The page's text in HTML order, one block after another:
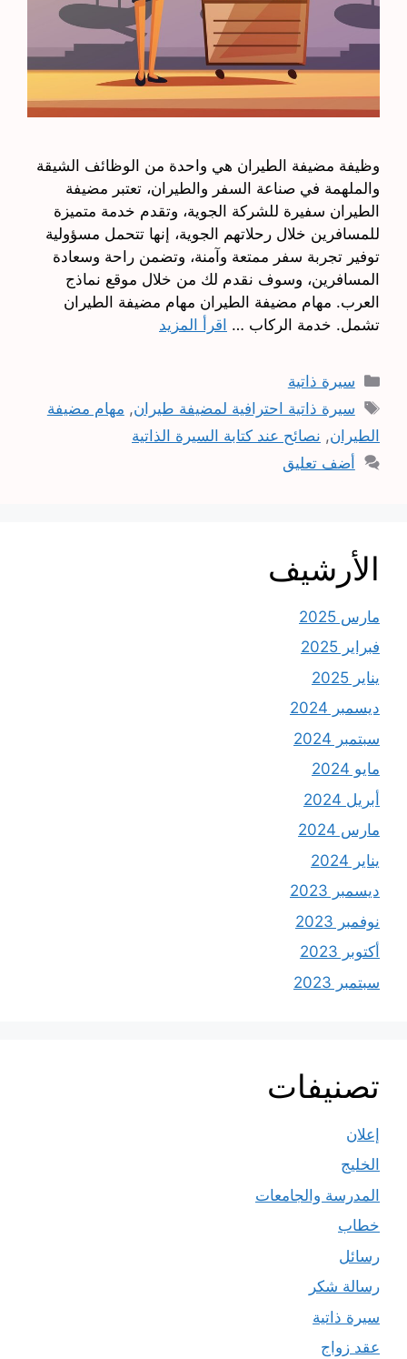
وظيفة مضيفة الطيران هي واحدة من الوظائف الشيقة
والملهمة في صناعة السفر والطيران، تعتبر مضيفة
الطيران سفيرة للشركة الجوية، وتقدم خدمة متميزة
للمسافرين خلال رحلاتهم الجوية، إنها تتحمل مسؤولية
توفير تجربة سفر ممتعة وآمنة، وتضمن راحة وسعادة
المسافرين، وسوف نقدم لك من خلال موقع نماذج
العرب. مهام مضيفة الطيران مهام مضيفة الطيران
تشمل. خدمة الركاب … اقرأ المزيد
التصنيفات
سيرة ذاتية
الوسوم
سيرة ذاتية احترافية لمضيفة طيران, مهام مضيفة
الطيران, نصائح عند كتابة السيرة الذاتية
أضف تعليق
الأرشيف
مارس 2025
فبراير 2025
يناير 2025
ديسمبر 2024
سبتمبر 2024
مايو 2024
أبريل 2024
مارس 2024
يناير 2024
ديسمبر 2023
نوفمبر 2023
أكتوبر 2023
سبتمبر 2023
تصنيفات
إعلان
الخليج
المدرسة والجامعات
خطاب
رسائل
رسالة شكر
سيرة ذاتية
عقد زواج